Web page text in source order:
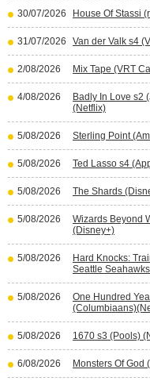
30/07/2026 House Of Stassi
31/07/2026 Van der Valk s4
2/08/2026 Mix Tape (VRT
4/08/2026
Badly In Love s2
(Netflix)
5/08/2026 Sterling Point
5/08/2026 Ted Lasso s4
5/08/2026 The Shards
5/08/2026
Wizards Beyond
(Disney+)
5/08/2026
Hard Knocks:
Seattle
5/08/2026
One Hundred
5/08/2026 1670 s3 (Pools)
6/08/2026 Monsters Of God